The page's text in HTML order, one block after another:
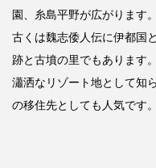
園、糸島平野が広がります。
古くは魏志倭人伝に伊都国
跡と古墳の里でもあります。
瀟洒なリゾート地として知
の移住先としても人気です。